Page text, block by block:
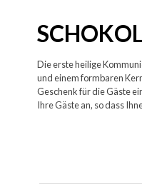
Die erste heilige
und einem formbaren
Geschenk für die Gäste
Ihre Gäste an, so dass